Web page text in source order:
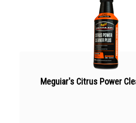
Meguiar's Citrus Power